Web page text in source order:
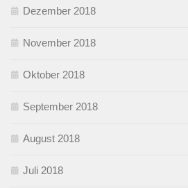
Dezember 2018
November 2018
Oktober 2018
September 2018
August 2018
Juli 2018